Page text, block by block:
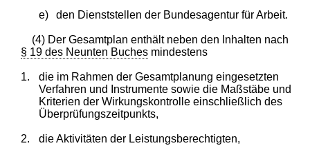
e) den Dienststellen der Bundesagentur für Arbeit.
(4) Der Gesamtplan enthält neben den Inhalten nach
§ 19 des Neunten Buches mindestens
1.
die im Rahmen der Gesamtplanung eingesetzten
Verfahren und Instrumente sowie die Maßstäbe und
Kriterien der Wirkungskontrolle einschließlich des
Überprüfungszeitpunkts,
2. die Aktivitäten der Leistungsberechtigten,